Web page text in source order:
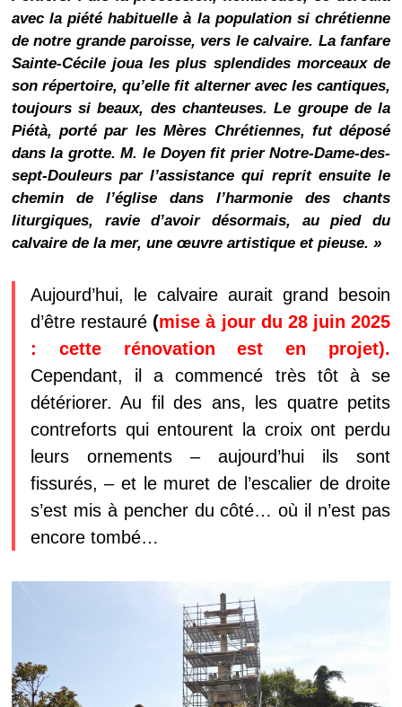
avec la piété habituelle à la population si chrétienne
de notre grande paroisse, vers le calvaire. La fanfare
Sainte-Cécile joua les plus splendides morceaux de
son répertoire, qu’elle fit alterner avec les cantiques,
toujours si beaux, des chanteuses. Le groupe de la
Piétà, porté par les Mères Chrétiennes, fut déposé
dans la grotte. M. le Doyen fit prier Notre-Dame-des-
sept-Douleurs par l’assistance qui reprit ensuite le
chemin de l’église dans l’harmonie des chants
liturgiques, ravie d’avoir désormais, au pied du
calvaire de la mer, une œuvre artistique et pieuse. »
Aujourd’hui, le calvaire aurait grand besoin
d’être restauré (mise à jour du 28 juin 2025
: cette rénovation est en projet).
Cependant, il a commencé très tôt à se
détériorer. Au fil des ans, les quatre petits
contreforts qui entourent la croix ont perdu
leurs ornements – aujourd’hui ils sont
fissurés, – et le muret de l’escalier de droite
s’est mis à pencher du côté… où il n’est pas
encore tombé…